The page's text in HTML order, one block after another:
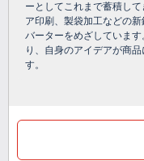
ーとしてこれまで蓄積し
ア印刷、製袋加工などの
バーターをめざしていま
り、自身のアイデアが商
す。